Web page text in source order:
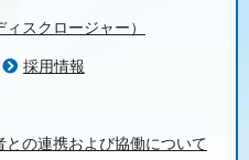
スクロージャー）
採用情報
の連携および協働について